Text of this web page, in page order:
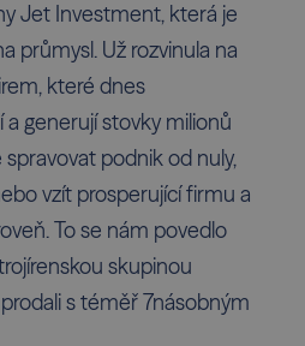
Jet Investment, která je
průmysl. Už rozvinula na
které dnes
a generují stovky milionů
podnik od nuly,
vzít prosperující firmu a
To se nám povedlo
skupinou
prodali s téměř 7násobným